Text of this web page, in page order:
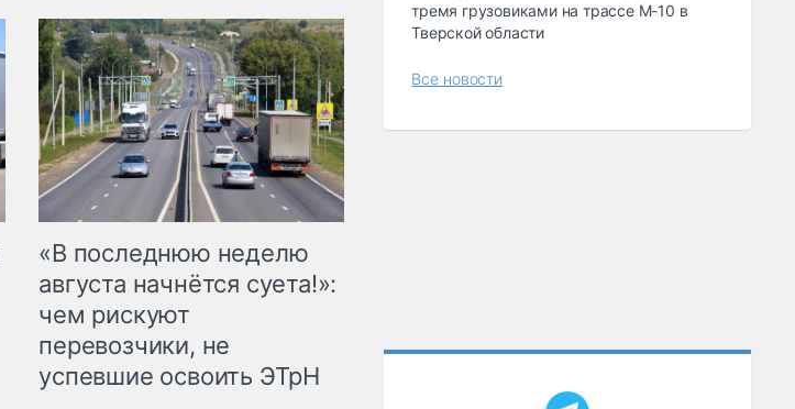
«В последнюю неделю
августа начнётся суета!»:
чем рискуют
перевозчики, не
успевшие освоить ЭТрН
тремя грузовиками на трассе М-10 в
Тверской области
Все новости